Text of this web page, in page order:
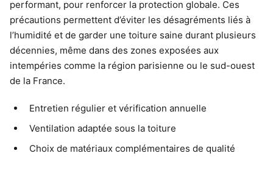
performant, pour renforcer la protection globale. Ces
précautions permettent d’éviter les désagréments liés à
l’humidité et de garder une toiture saine durant plusieurs
décennies, même dans des zones exposées aux
intempéries comme la région parisienne ou le sud-ouest
de la France.
Entretien régulier et vérification annuelle
Ventilation adaptée sous la toiture
Choix de matériaux complémentaires de qualité